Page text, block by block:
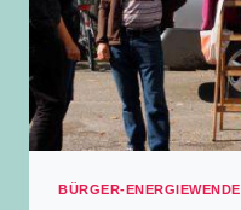
BÜRGER-ENERGIEWENDE